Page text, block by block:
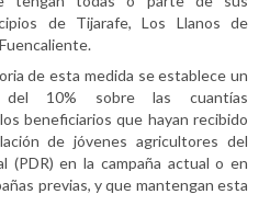
de Tijarafe, Los Llanos de
de esta medida se establece un
del 10% sobre las cuantías
beneficiarios que hayan recibido
de jóvenes agricultores del
(PDR) en la campaña actual o en
previas, y que mantengan esta